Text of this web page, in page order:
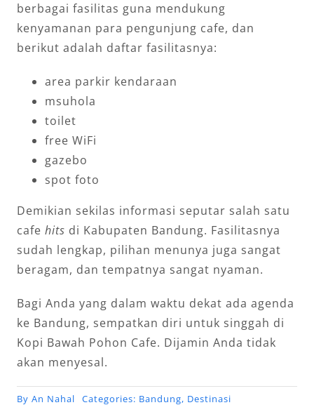
berbagai fasilitas guna mendukung
kenyamanan para pengunjung cafe, dan
berikut adalah daftar fasilitasnya:
area parkir kendaraan
msuhola
toilet
free WiFi
gazebo
spot foto
Demikian sekilas informasi seputar salah satu
cafe hits di Kabupaten Bandung. Fasilitasnya
sudah lengkap, pilihan menunya juga sangat
beragam, dan tempatnya sangat nyaman.
Bagi Anda yang dalam waktu dekat ada agenda
ke Bandung, sempatkan diri untuk singgah di
Kopi Bawah Pohon Cafe. Dijamin Anda tidak
akan menyesal.
By An Nahal Categories: Bandung, Destinasi